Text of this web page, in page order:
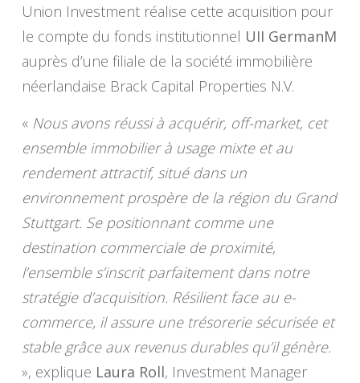
Union Investment réalise cette acquisition pour
le compte du fonds institutionnel UII GermanM
auprès d’une filiale de la société immobilière
néerlandaise Brack Capital Properties N.V.
« Nous avons réussi à acquérir, off-market, cet
ensemble immobilier à usage mixte et au
rendement attractif, situé dans un
environnement prospère de la région du Grand
Stuttgart. Se positionnant comme une
destination commerciale de proximité,
l’ensemble s’inscrit parfaitement dans notre
stratégie d’acquisition. Résilient face au e-
commerce, il assure une trésorerie sécurisée et
stable grâce aux revenus durables qu’il génère.
», explique Laura Roll, Investment Manager